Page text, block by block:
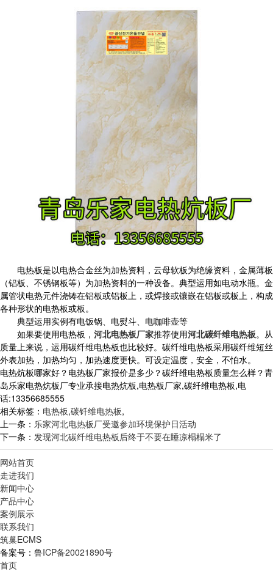
电热板是以电热合金丝为加热资料，云母软板为绝缘资料，金属薄板
（铝板、不锈钢板等）为加热资料的一种设备。典型运用如电动水瓶。金
属管状电热元件浇铸在铝板或铝板上，或焊接或镶嵌在铝板或板上，构成
各种形状的电热板或板。
典型运用实例有电饭锅、电熨斗、电咖啡壶等
如果要使用电热板， 河北电热板厂家推荐使用河北碳纤维电热板。从
质量上来说，运用碳纤维电热板也比较好。碳纤维电热板采用碳纤维短丝
外表加热，加热均匀，加热速度更快。可设定温度，安全，不怕水。
电热炕板哪家好？电热板厂家报价是多少？碳纤维电热板质量怎么样？青
岛乐家电热炕板厂专业承接电热炕板,电热板厂家,碳纤维电热板,电
话:13356685555
相关标签： 电热板,碳钎维电热板,
上一条： 乐家河北电热板厂受邀参加环境保护日活动
下一条： 发现河北碳纤维电热板后终于不要在睡凉榻榻米了
网站首页
走进我们
新闻中心
产品中心
案例展示
联系我们
筑巢ECMS
备案号： 鲁ICP备20021890号
首页